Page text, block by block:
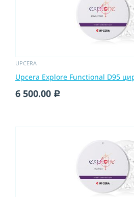
UPCERA
Upcera Explore Functional D95
6 500.00 c